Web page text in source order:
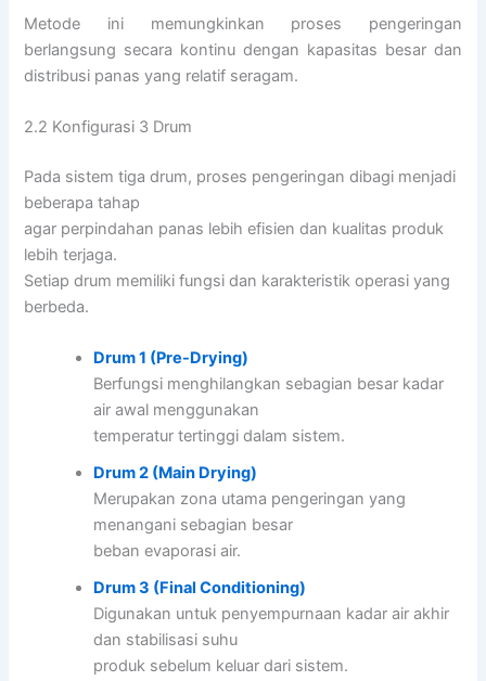
Metode ini memungkinkan proses pengeringan
berlangsung secara kontinu dengan kapasitas besar dan
distribusi panas yang relatif seragam.
2.2 Konfigurasi 3 Drum
Pada sistem tiga drum, proses pengeringan dibagi menjadi
beberapa tahap
agar perpindahan panas lebih efisien dan kualitas produk
lebih terjaga.
Setiap drum memiliki fungsi dan karakteristik operasi yang
berbeda.
Drum 1 (Pre-Drying)
Berfungsi menghilangkan sebagian besar kadar
air awal menggunakan
temperatur tertinggi dalam sistem.
Drum 2 (Main Drying)
Merupakan zona utama pengeringan yang
menangani sebagian besar
beban evaporasi air.
Drum 3 (Final Conditioning)
Digunakan untuk penyempurnaan kadar air akhir
dan stabilisasi suhu
produk sebelum keluar dari sistem.